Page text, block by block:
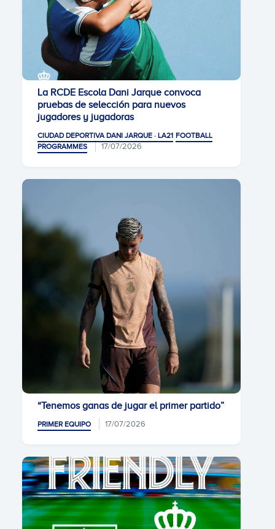
La RCDE Escola Dani Jarque convoca
pruebas de selección para nuevos
jugadores y jugadoras
CIUDAD DEPORTIVA DANI JARQUE · LA21 FOOTBALL
PROGRAMMES
17/07/2026
“Tenemos ganas de jugar el primer partido”
PRIMER EQUIPO 17/07/2026